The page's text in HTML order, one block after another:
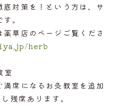
策を！という方は、サ
。
草店のページご覧くださ
herb
室
席になるお灸教室を追加
残席あります。